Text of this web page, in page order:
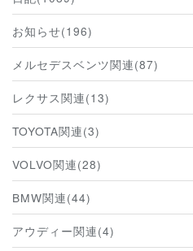
お知らせ(196)
メルセデスベンツ関連(87)
レクサス関連(13)
TOYOTA関連(3)
VOLVO関連(28)
BMW関連(44)
アウディー関連(4)